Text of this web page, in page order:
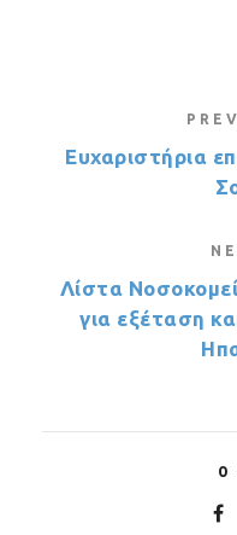
Ευχαριστήρια
Λίστα
για εξέταση
0